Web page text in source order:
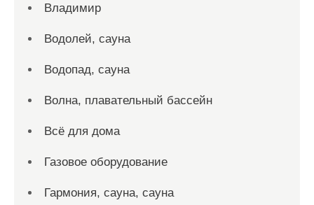
Владимир
Водолей, сауна
Водопад, сауна
Волна, плавательный бассейн
Всё для дома
Газовое оборудование
Гармония, сауна, сауна